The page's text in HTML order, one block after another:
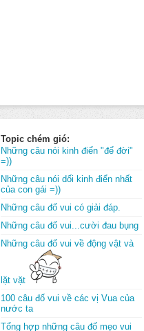
Topic chém gió:
Những câu nói kinh điển "để đời"
=))
Những câu nói dối kinh điển nhất
của con gái =))
Những câu đố vui có giải đáp.
Những câu đố vui...cười đau bụng
Những câu đố vui về động vật và
lặt vặt
100 câu đố vui về các vị Vua của
nước ta
Tổng hợp những câu đố mẹo vui